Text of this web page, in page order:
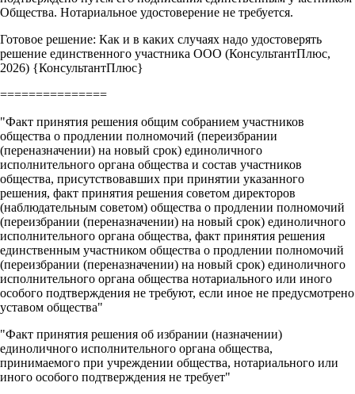
Общества. Нотариальное удостоверение не требуется.
Готовое решение: Как и в каких случаях надо удостоверять
решение единственного участника ООО (КонсультантПлюс,
2026) {КонсультантПлюс}
===============
"Факт принятия решения общим собранием участников
общества о продлении полномочий (переизбрании
(переназначении) на новый срок) единоличного
исполнительного органа общества и состав участников
общества, присутствовавших при принятии указанного
решения, факт принятия решения советом директоров
(наблюдательным советом) общества о продлении полномочий
(переизбрании (переназначении) на новый срок) единоличного
исполнительного органа общества, факт принятия решения
единственным участником общества о продлении полномочий
(переизбрании (переназначении) на новый срок) единоличного
исполнительного органа общества нотариального или иного
особого подтверждения не требуют, если иное не предусмотрено
уставом общества"
"Факт принятия решения об избрании (назначении)
единоличного исполнительного органа общества,
принимаемого при учреждении общества, нотариального или
иного особого подтверждения не требует"